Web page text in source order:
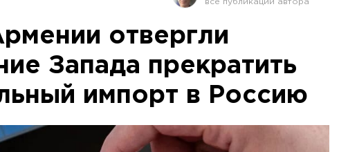
отвергли
Запада прекратить
импорт в Россию